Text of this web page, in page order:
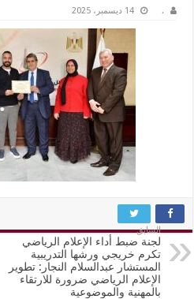
. 14 ديسمبر، 2025
السابق
لجنة ضبط أداء الإعلام الرياضي
تكرم خريجي ورشها التدريبية
المستشار عبدالسلام النجار: تطوير
الإعلام الرياضي ضرورة للارتقاء
بالمهنية والموضوعية